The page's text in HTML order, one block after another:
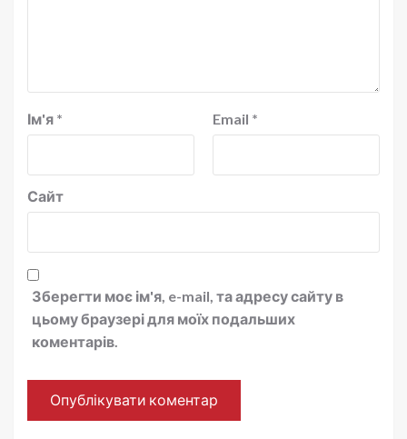
Ім'я * Email *
Сайт
Зберегти моє ім'я, e-mail, та адресу сайту в
цьому браузері для моїх подальших
коментарів.